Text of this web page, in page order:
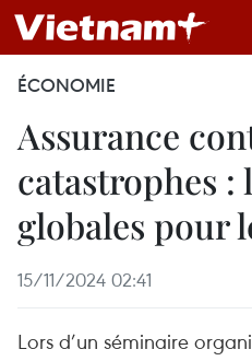
ÉCONOMIE
Assurance
catastrophes :
globales pour
15/11/2024 02:41
Lors d’un séminaire